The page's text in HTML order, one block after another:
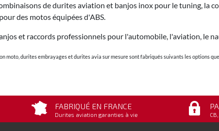
de durites aviation et banjos inox pour le tuning,
des motos équipées d'ABS.
et raccords professionnels pour l'automobile, l'aviation, le
moto, durites embrayages et durites avia sur mesure sont fabriqués suivants les options
FABRIQUÉ EN FRANCE
Durites aviation garanties à vie